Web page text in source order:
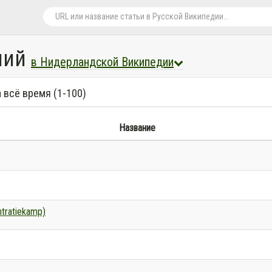
в Нидерландской Википедии
всё время (1-100)
Название